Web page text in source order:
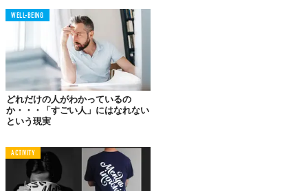
私はずっと、幸せだと実感するには、条件が揃わないとダメなん
だと思っていました。まず、大好きなことを仕事にして、成功し
て、高収入で、人間関係に何のトラブルもなく、愛し合えるパー
トナーもいる。最低これくらいが揃って「幸せだ」って言えるん
だなと。でも、そうじゃなかったんです。
その答えは、「ありのままでいいんだ」と心から思える状態のこ
とでした。幸せになるには、難しい手法や、理論もいらない。深
刻になるような問題でもない。呼吸をするのと同じくらい当たり
って意外にカンタン！」だったのです。
WELL-BEING
どれだけの人がわかっているの
か・・・「すごい人」にはなれない
という現実
ACTIVITY